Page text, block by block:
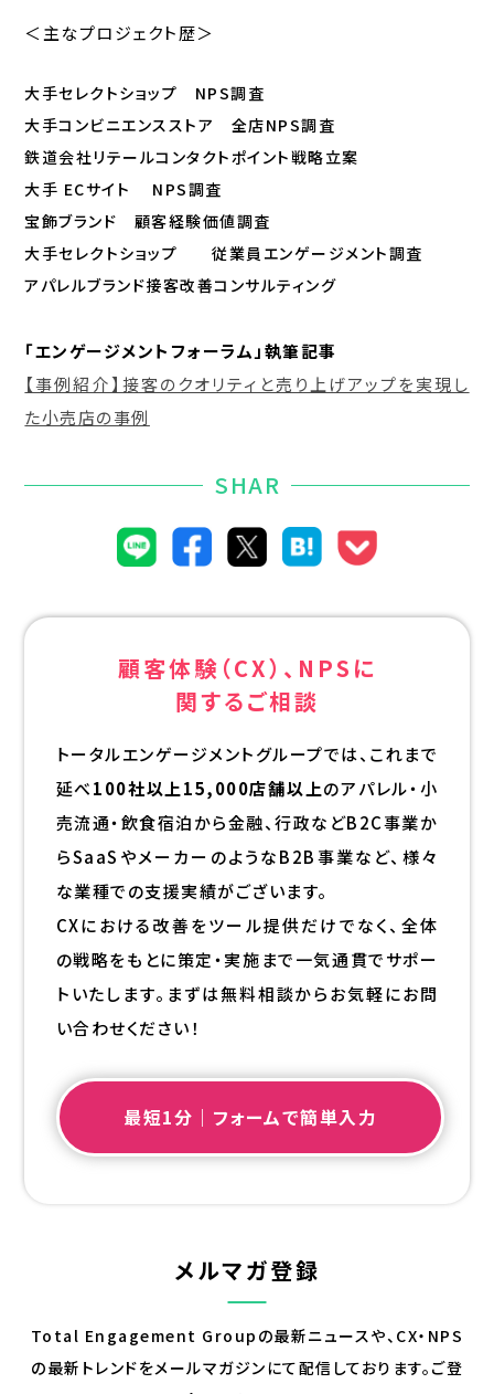
＜主なプロジェクト歴＞
大手セレクトショップ NPS調査
大手コンビニエンスストア 全店NPS調査
鉄道会社リテールコンタクトポイント戦略立案
大手 ECサイト NPS調査
宝飾ブランド 顧客経験価値調査
大手セレクトショップ 従業員エンゲージメント調査
アパレルブランド接客改善コンサルティング
「エンゲージメントフォーラム」執筆記事
【事例紹介】接客のクオリティと売り上げアップを実現し
た小売店の事例
SHAR
顧客体験（CX）、NPSに
関するご相談
トータルエンゲージメントグループでは、これまで
延べ100社以上15,000店舗以上のアパレル・小
売流通・飲食宿泊から金融、行政などB2C事業か
らSaaSやメーカーのようなB2B事業など、様々
な業種での支援実績がございます。
CXにおける改善をツール提供だけでなく、全体
の戦略をもとに策定・実施まで一気通貫でサポー
トいたします。まずは無料相談からお気軽にお問
い合わせください！
最短1分｜フォームで簡単入力
メルマガ登録
Total Engagement Groupの最新ニュースや、CX・NPS
の最新トレンドをメールマガジンにて配信しております。ご登